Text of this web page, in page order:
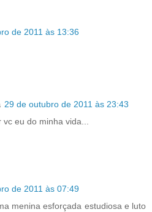
de 2011 às 13:36
29 de outubro de 2011 às 23:43
eu do minha vida...
de 2011 às 07:49
menina esforçada estudiosa e luto